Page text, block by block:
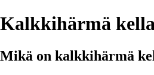
Kalkkihärmä
Mikä on kalkkihärmä